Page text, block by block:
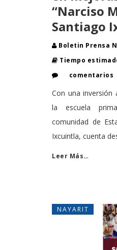
“Narciso
Santiago
Boletin Prensa
Tiempo
comentarios
Con una inversión
la escuela
comunidad de
Ixcuintla, cuenta
Leer Más…
NAYARIT